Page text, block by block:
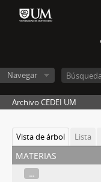
Navegar
Archivo CEDEI UM
Vista de árbol Lista
materias
...